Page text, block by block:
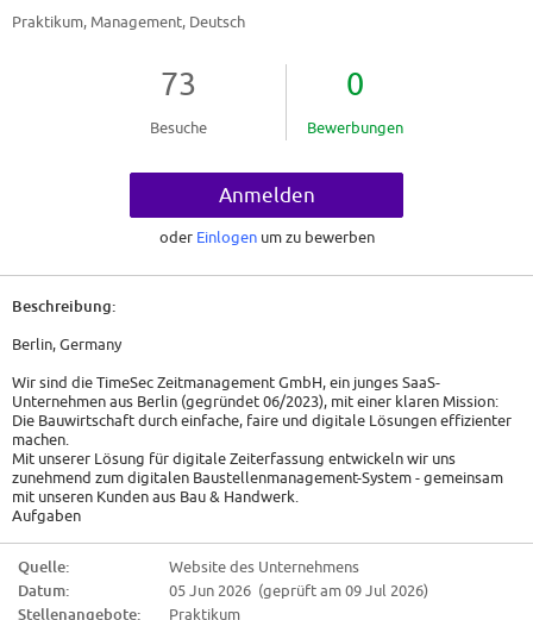
Praktikum, Management, Deutsch
73
Besuche
0
Bewerbungen
Anmelden
oder Einlogen um zu bewerben
Beschreibung:
Berlin, Germany
Wir sind die TimeSec Zeitmanagement GmbH, ein junges SaaS-
Unternehmen aus Berlin (gegründet 06/2023), mit einer klaren Mission:
Die Bauwirtschaft durch einfache, faire und digitale Lösungen effizienter
machen.
Mit unserer Lösung für digitale Zeiterfassung entwickeln wir uns
zunehmend zum digitalen Baustellenmanagement-System - gemeinsam
mit unseren Kunden aus Bau & Handwerk.
Aufgaben
* Dokumentation von sowie Unterstützung bei internen Prozessen
* Durchführung von Recherchen & Wettbewerbsanalysen zur
Identifikation neuer Potentiale
Quelle:
Website des Unternehmens
Datum:
05 Jun 2026 (geprüft am 09 Jul 2026)
Stellenangebote:
Praktikum